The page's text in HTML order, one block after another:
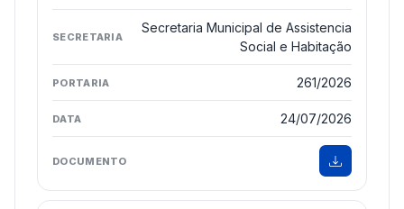
Secretaria Municipal de Assistencia
Social e Habitação
261/2026
24/07/2026